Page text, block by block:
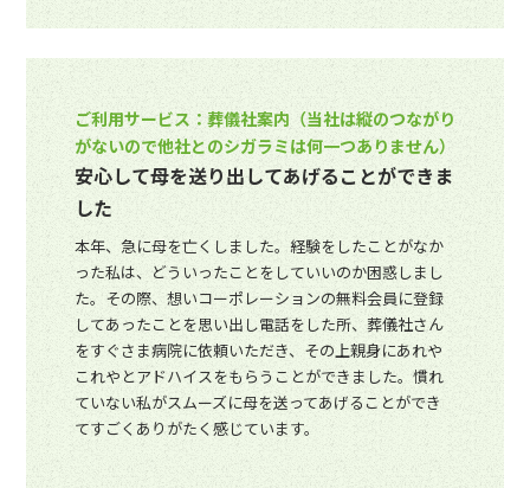
ご利用サービス：葬儀社案内（当社は縦のつながり
がないので他社とのシガラミは何一つありません）
安心して母を送り出してあげることができま
した
本年、急に母を亡くしました。経験をしたことがなか
った私は、どういったことをしていいのか困惑しまし
た。その際、想いコーポレーションの無料会員に登録
してあったことを思い出し電話をした所、葬儀社さん
をすぐさま病院に依頼いただき、その上親身にあれや
これやとアドハイスをもらうことができました。慣れ
ていない私がスムーズに母を送ってあげることができ
てすごくありがたく感じています。